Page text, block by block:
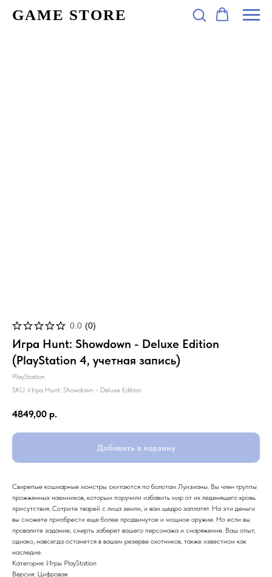
GAME STORE
0.0 (0)
Игра Hunt: Showdown - Deluxe Edition
(PlayStation 4, учетная запись)
PlayStation
SKU: Игра Hunt: Showdown - Deluxe Edition
4849,00 р.
Добавить в корзину
Свирепые кошмарные монстры скитаются по болотам Луизианы. Вы член группы
прожженных наемников, которым поручили избавить мир от их леденящего кровь
присутствия. Сотрите тварей с лица земли, и вам щедро заплатят. На эти деньги
вы сможете приобрести еще более продвинутое и мощное оружие. Но если вы
провалите задание, смерть заберет вашего персонажа и снаряжение. Ваш опыт,
однако, навсегда останется в вашем резерве охотников, также известном как
наследие.
Категория: Игры PlayStation
Версия: Цифровая